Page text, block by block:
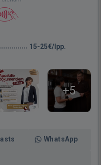
15-25€/lpp.
+5
WhatsApp